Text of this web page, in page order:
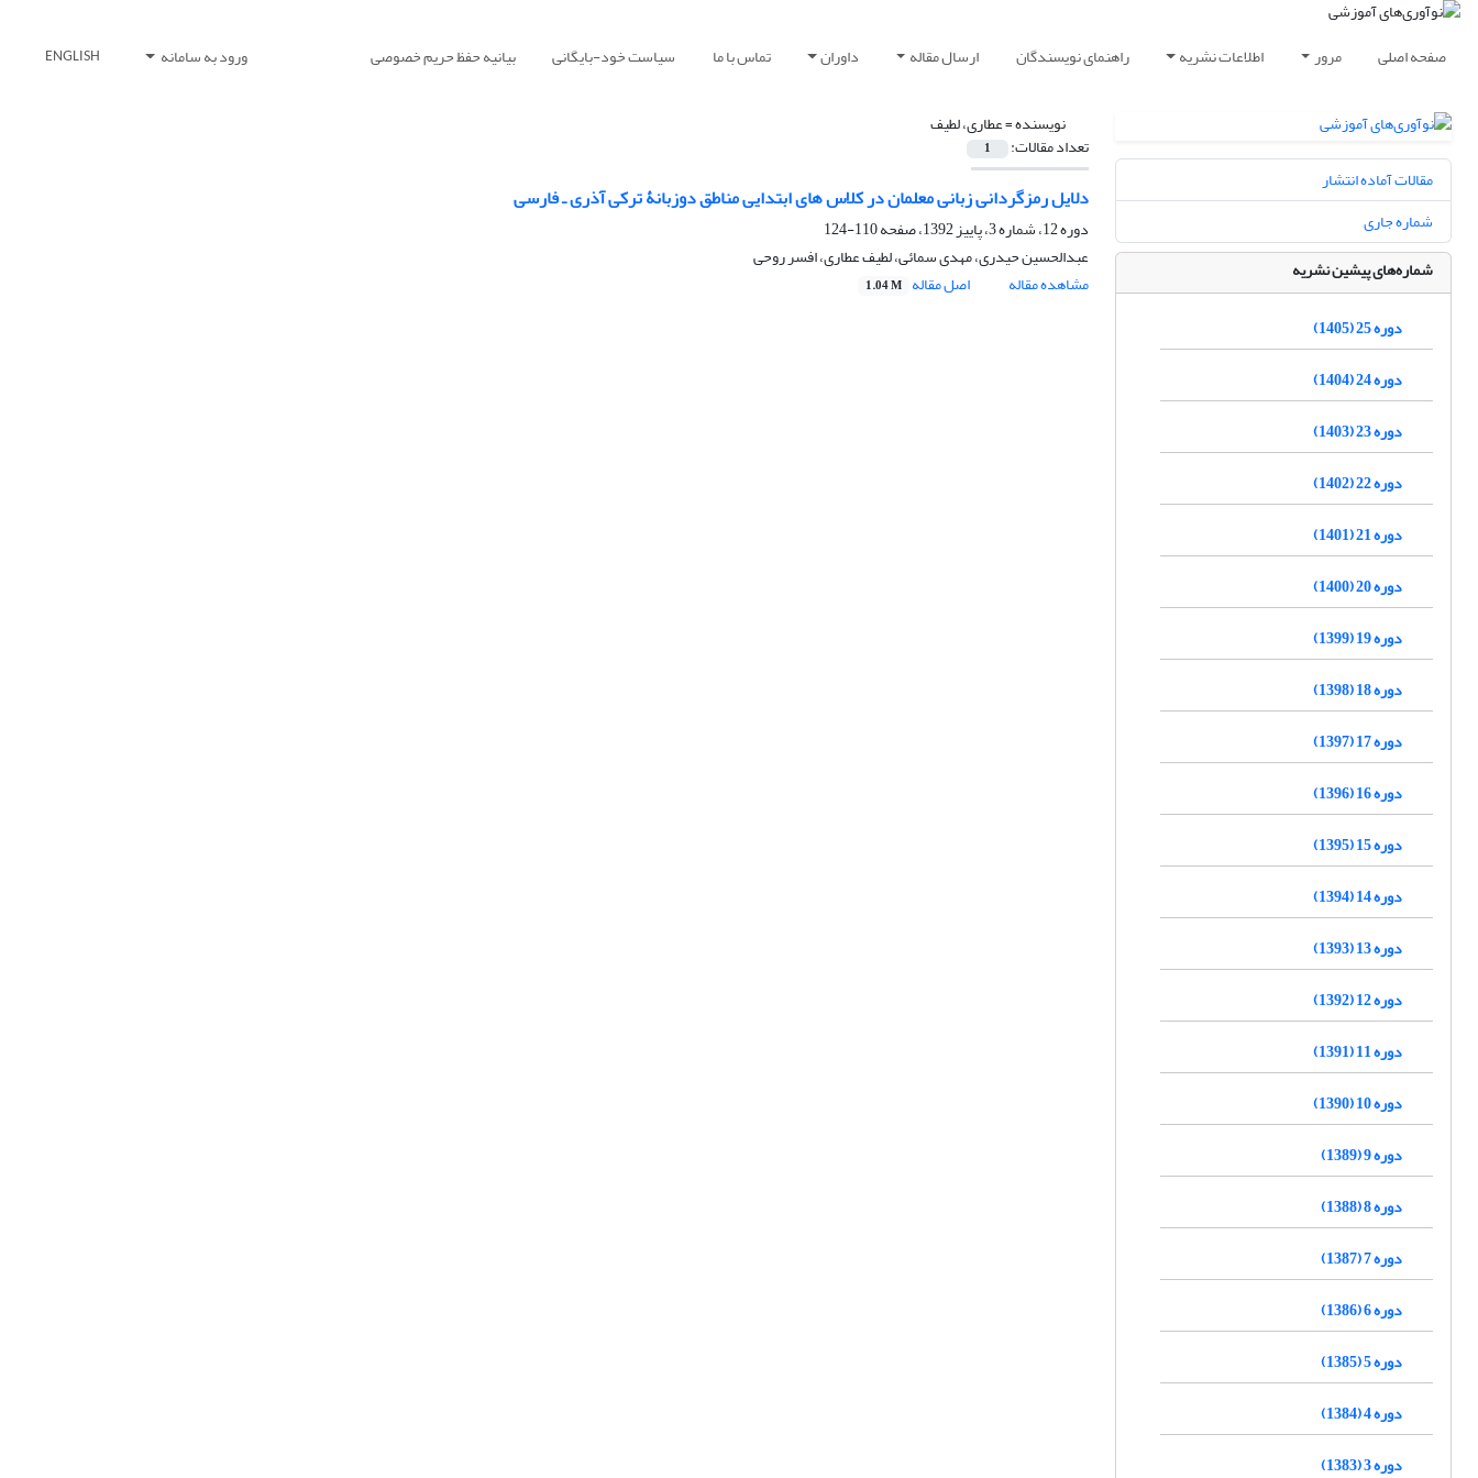
صفحه اصلی مرور اطلاعات نشریه راهنمای نویسندگان ارسال مقاله داوران تماس با ما سیاست خود-بایگانی بیانیه حفظ حریم خصوصی ورود به سامانه ENGLISH
نویسنده =عطاری، لطیف
تعداد مقالات: 1
دلایل رمزگردانی زبانی معلمان در کلاس های ابتدایی مناطق دوزبانۀ ترکی آذری ـ فارسی
دوره 12، شماره 3، پاییز 1392، صفحه
110-124
عبدالحسین حیدری، مهدی سمائی، لطیف عطاری، افسر روحی
مشاهده مقاله
اصل مقاله 1.04 M
مقالات آماده انتشار
شماره جاری
شماره‌های پیشین نشریه
دوره 25 (1405)
دوره 24 (1404)
دوره 23 (1403)
دوره 22 (1402)
دوره 21 (1401)
دوره 20 (1400)
دوره 19 (1399)
دوره 18 (1398)
دوره 17 (1397)
دوره 16 (1396)
دوره 15 (1395)
دوره 14 (1394)
دوره 13 (1393)
دوره 12 (1392)
دوره 11 (1391)
دوره 10 (1390)
دوره 9 (1389)
دوره 8 (1388)
دوره 7 (1387)
دوره 6 (1386)
دوره 5 (1385)
دوره 4 (1384)
دوره 3 (1383)